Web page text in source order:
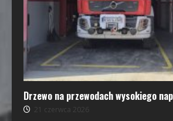
Drzewo na przewodach wysokiego
21 czerwca 2026